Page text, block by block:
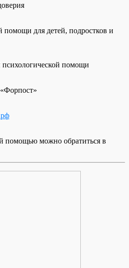
помощи для детей, подростков и
психологической помощи
помощью можно обратиться в